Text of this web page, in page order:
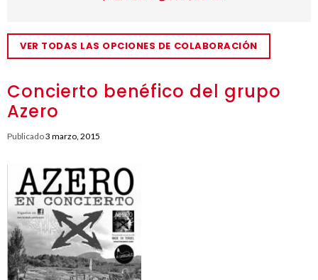
Concierto benéfico del grupo
Azero
Publicado3 marzo, 2015
VER TODAS LAS OPCIONES DE COLABORACIÓN